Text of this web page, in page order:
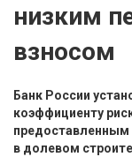
низким
взносом
Банк России
коэффициенту
предоставленным
в долевом